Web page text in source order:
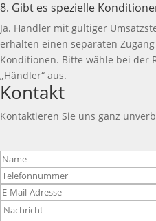
8. Gibt es spezielle
Ja. Händler mit gültiger
erhalten einen separaten
Konditionen. Bitte wähle bei der
„Händler“ aus.
Kontakt
Kontaktieren Sie uns ganz
Bitte
lasse
dieses
Feld
leer.